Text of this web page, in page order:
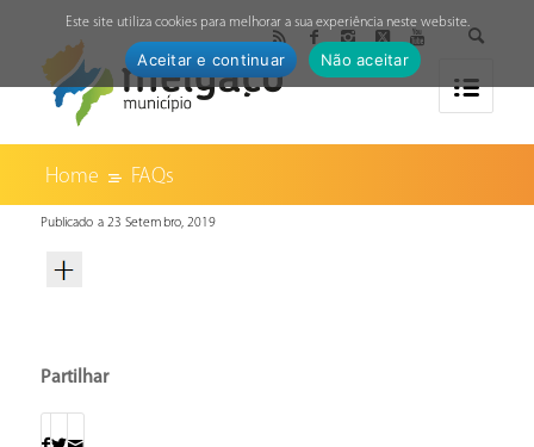
Home FAQs
Publicado a 23 Setembro, 2019
Partilhar
Este site utiliza cookies para melhorar a sua experiência neste website.
Aceitar e continuar Não aceitar